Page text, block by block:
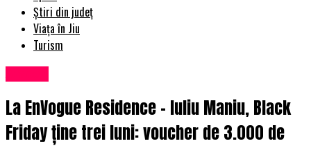
Știri din județ
Viața în Jiu
Turism
La EnVogue Residence – Iuliu Maniu, Black
Friday ține trei luni: voucher de 3.000 de